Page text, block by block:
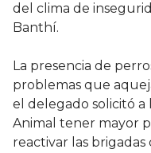
del clima de
Banthí.
La presencia de
problemas que
el delegado solicitó
Animal tener mayor
reactivar las